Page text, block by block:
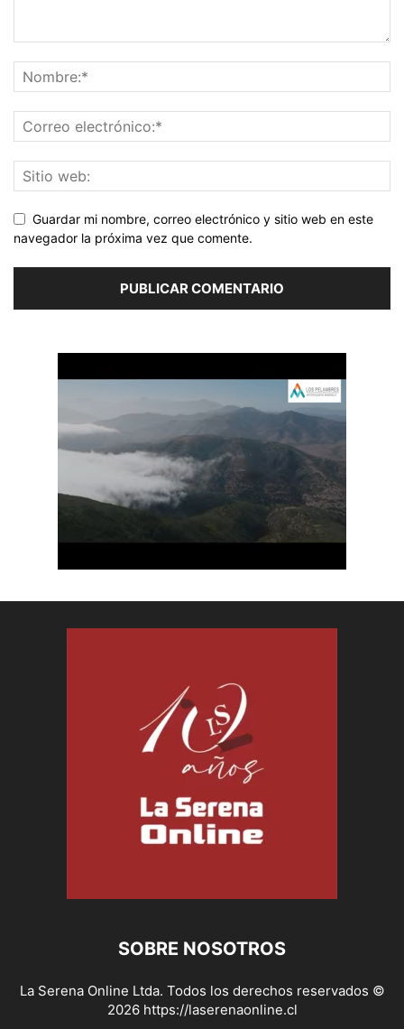
Guardar mi nombre, correo electrónico y sitio web en este
navegador la próxima vez que comente.
SOBRE NOSOTROS
La Serena Online Ltda. Todos los derechos reservados ©
2026 https://laserenaonline.cl